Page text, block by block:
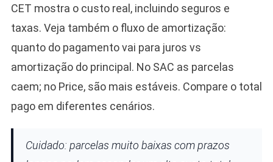
CET mostra o custo real, incluindo seguros e
taxas. Veja também o fluxo de amortização:
quanto do pagamento vai para juros vs
amortização do principal. No SAC as parcelas
caem; no Price, são mais estáveis. Compare o total
pago em diferentes cenários.
Cuidado: parcelas muito baixas com prazos